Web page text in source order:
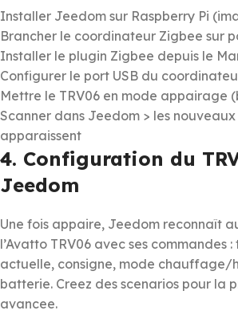
Installer Jeedom sur Raspberry Pi
Brancher le coordinateur Zigbee sur
Installer le plugin Zigbee depuis le
Configurer le port USB du
Mettre le TRV06 en mode appairage
Scanner dans Jeedom > les
apparaissent
4. Configuration du
Jeedom
Une fois appaire, Jeedom reconnaît
l’Avatto TRV06 avec ses commandes
actuelle, consigne, mode chauffage/
batterie. Creez des scenarios pour la
avancee.